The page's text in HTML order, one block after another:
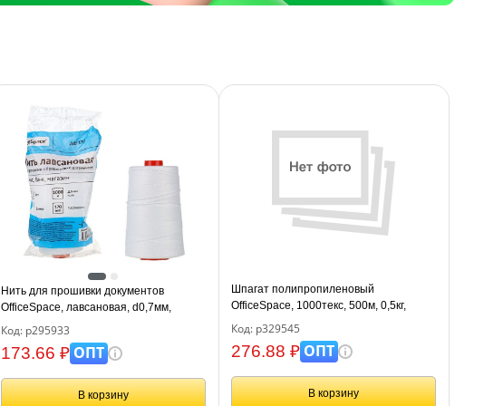
Нить для прошивки документов
OfficeSpace, лавсановая, d0,7мм,
1000м, ЛШ-170, белая
Код: р295933
173.66 ₽ОПТ
В корзину
Шпагат полипропиленовый
OfficeSpace, 1000текс, 500м, 0,5кг,
белый, бобина
Код: р329545
276.88 ₽ОПТ
В корзину